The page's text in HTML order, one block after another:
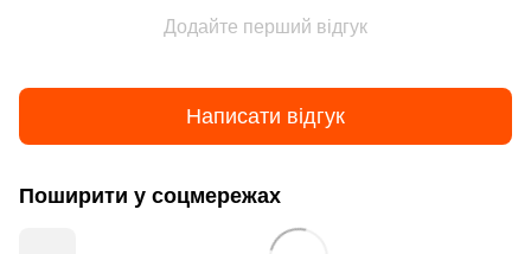
Додайте перший відгук
Написати відгук
Поширити у соцмережах